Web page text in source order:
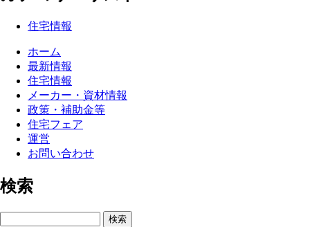
住宅情報
ホーム
最新情報
住宅情報
メーカー・資材情報
政策・補助金等
住宅フェア
運営
お問い合わせ
検索
検索